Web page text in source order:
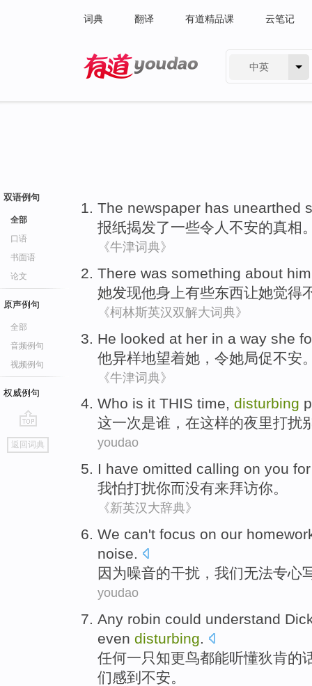
词典 翻译 有道精品课 云笔记
中英
双语例句
全部
口语
书面语
论文
原声例句
全部
音频例句
视频例句
权威例句
go
top
返回词典
The newspaper has unearthed
报纸揭发了一些令人不安的真相
《牛津词典》
There was something about him
她发现他身上有些东西让她觉得
《柯林斯英汉双解大词典》
He looked at her in a way she
他异样地望着她 ，令她局促不安
《牛津词典》
Who is it THIS time, disturbing
这一次是谁 ， 在这样的夜里打扰
youdao
I have omitted calling on you
我怕打扰你而没有来拜访你。
《新英汉大辞典》
We can't focus on our
noise.
因为噪音的干扰 ， 我们无法专心
youdao
Any robin could understand
even disturbing.
任何一只知更鸟都能听懂狄肯的
们感到不安。